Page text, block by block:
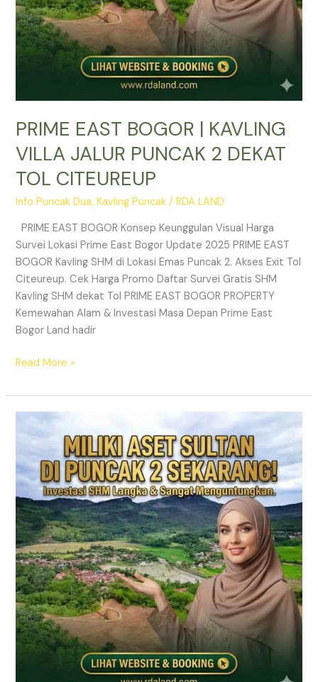
PRIME EAST BOGOR | KAVLING
VILLA JALUR PUNCAK 2 DEKAT
TOL CITEUREUP
Info Puncak Dua,Kavling Puncak /RDA LAND
PRIME EAST BOGOR Konsep Keunggulan Visual Harga
Survei Lokasi Prime East Bogor Update 2025 PRIME EAST
BOGOR Kavling SHM di Lokasi Emas Puncak 2. Akses Exit Tol
Citeureup. Cek Harga Promo Daftar Survei Gratis SHM
Kavling SHM dekat Tol PRIME EAST BOGOR PROPERTY
Kemewahan Alam & Investasi Masa Depan Prime East
Bogor Land hadir
CITEUREUP
Read More »
Tanah
Kavling
Puncak
SHM
–
Prime
East
Bogor
(View
Gunung
&
Sawah)